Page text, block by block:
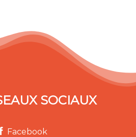
SOCIAUX
Facebook